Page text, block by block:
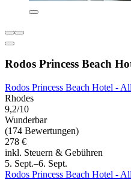
Rodos Princess Beach
Rodos Princess Beach Hotel -
Rhodes
9,2/10
Wunderbar
(174 Bewertungen)
278 €
inkl. Steuern & Gebühren
5. Sept.–6. Sept.
Rodos Princess Beach Hotel -